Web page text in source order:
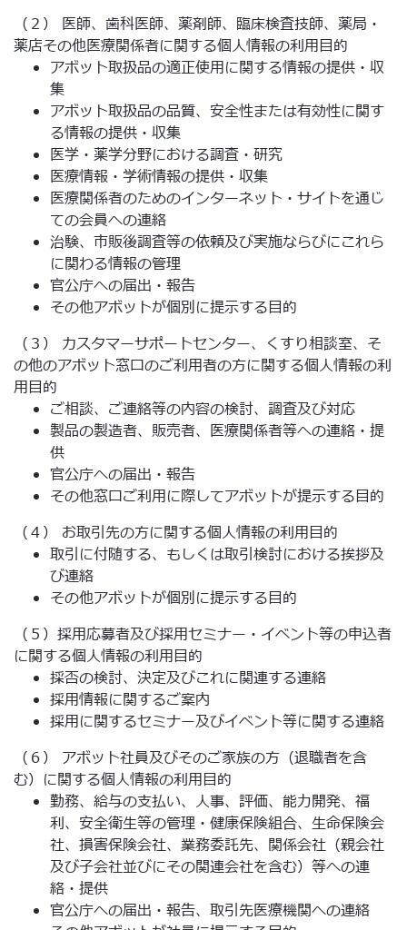
（２） 医師、歯科医師、薬剤師、臨床検査技師、薬局・
薬店その他医療関係者に関する個人情報の利用目的
アボット取扱品の適正使用に関する情報の提供・収
集
アボット取扱品の品質、安全性または有効性に関す
る情報の提供・収集
医学・薬学分野における調査・研究
医療情報・学術情報の提供・収集
医療関係者のためのインターネット・サイトを通じ
ての会員への連絡
治験、市販後調査等の依頼及び実施ならびにこれら
に関わる情報の管理
官公庁への届出・報告
その他アボットが個別に提示する目的
（３） カスタマーサポートセンター、くすり相談室、そ
の他のアボット窓口のご利用者の方に関する個人情報の利
用目的
ご相談、ご連絡等の内容の検討、調査及び対応
製品の製造者、販売者、医療関係者等への連絡・提
供
官公庁への届出・報告
その他窓口ご利用に際してアボットが提示する目的
（４） お取引先の方に関する個人情報の利用目的
取引に付随する、もしくは取引検討における挨拶及
び連絡
その他アボットが個別に提示する目的
（５）採用応募者及び採用セミナー・イベント等の申込者
に関する個人情報の利用目的
採否の検討、決定及びこれに関連する連絡
採用情報に関するご案内
採用に関するセミナー及びイベント等に関する連絡
（６） アボット社員及びそのご家族の方（退職者を含
む）に関する個人情報の利用目的
勤務、給与の支払い、人事、評価、能力開発、福
利、安全衛生等の管理・健康保険組合、生命保険会
社、損害保険会社、業務委託先、関係会社（親会社
及び子会社並びにその関連会社を含む）等への連
絡・提供
官公庁への届出・報告、取引先医療機関への連絡